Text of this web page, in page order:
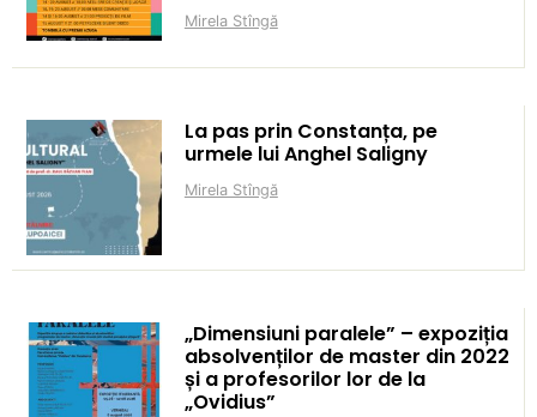
Mirela Stîngă
La pas prin Constanța, pe
urmele lui Anghel Saligny
Mirela Stîngă
„Dimensiuni paralele” – expoziția
absolvenților de master din 2022
și a profesorilor lor de la
„Ovidius”